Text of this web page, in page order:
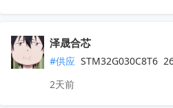
泽晟合芯
#供应 STM32G030C8T6
2天前